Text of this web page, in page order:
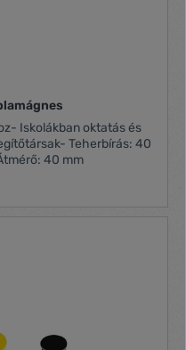
Iskolákban oktatás és
Teherbírás: 40
40 mm